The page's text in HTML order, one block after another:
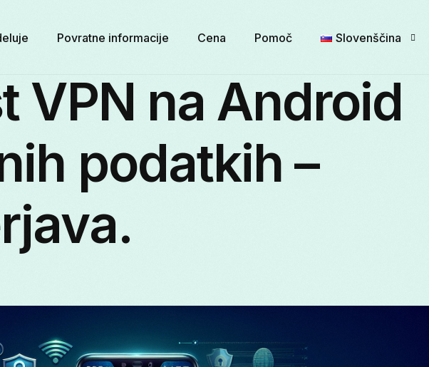
Povratne informacije Cena Pomoč Slovenščina
VPN na Android
podatkih –